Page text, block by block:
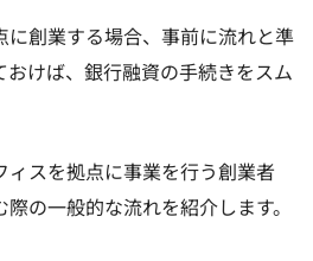
に創業する場合、事前に流れと準
けば、銀行融資の手続きをスム
ィスを拠点に事業を行う創業者
の一般的な流れを紹介します。